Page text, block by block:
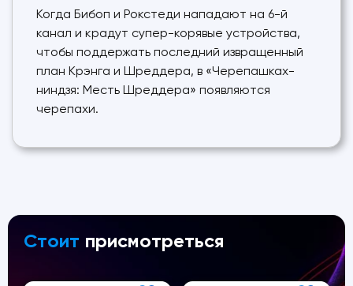
Когда Бибоп и Рокстеди нападают на 6-й
канал и крадут супер-корявые устройства,
чтобы поддержать последний извращенный
план Крэнга и Шреддера, в «Черепашках-
ниндзя: Месть Шреддера» появляются
черепахи.
Стоит присмотреться